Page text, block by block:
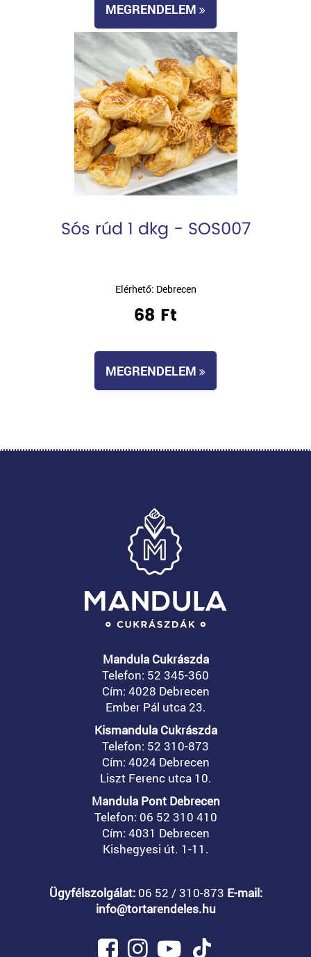
MEGRENDELEM
Sós rúd 1 dkg - SOS007
Elérhető: Debrecen
68 Ft
MEGRENDELEM
Mandula Cukrászda
Telefon: 52 345-360
Cím: 4028 Debrecen
Ember Pál utca 23.
Kismandula Cukrászda
Telefon: 52 310-873
Cím: 4024 Debrecen
Liszt Ferenc utca 10.
Mandula Pont Debrecen
Telefon: 06 52 310 410
Cím: 4031 Debrecen
Kishegyesi út. 1-11.
Ügyfélszolgálat:06 52 / 310-873 E-mail:
info@tortarendeles.hu